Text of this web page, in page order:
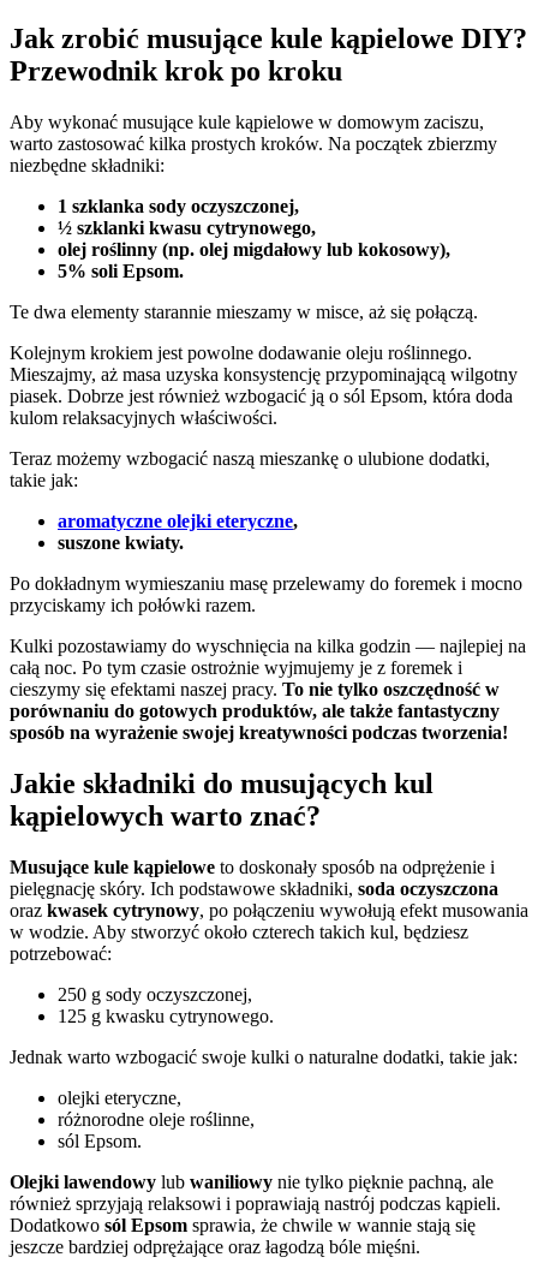
Jak zrobić musujące kule kąpielowe DIY?
Przewodnik krok po kroku
Aby wykonać musujące kule kąpielowe w domowym zaciszu,
warto zastosować kilka prostych kroków. Na początek zbierzmy
niezbędne składniki:
1 szklanka sody oczyszczonej,
½ szklanki kwasu cytrynowego,
olej roślinny (np. olej migdałowy lub kokosowy),
5% soli Epsom.
Te dwa elementy starannie mieszamy w misce, aż się połączą.
Kolejnym krokiem jest powolne dodawanie oleju roślinnego.
Mieszajmy, aż masa uzyska konsystencję przypominającą wilgotny
piasek. Dobrze jest również wzbogacić ją o sól Epsom, która doda
kulom relaksacyjnych właściwości.
Teraz możemy wzbogacić naszą mieszankę o ulubione dodatki,
takie jak:
aromatyczne olejki eteryczne,
suszone kwiaty.
Po dokładnym wymieszaniu masę przelewamy do foremek i mocno
przyciskamy ich połówki razem.
Kulki pozostawiamy do wyschnięcia na kilka godzin — najlepiej na
całą noc. Po tym czasie ostrożnie wyjmujemy je z foremek i
cieszymy się efektami naszej pracy. To nie tylko oszczędność w
porównaniu do gotowych produktów, ale także fantastyczny
sposób na wyrażenie swojej kreatywności podczas tworzenia!
Jakie składniki do musujących kul
kąpielowych warto znać?
Musujące kule kąpielowe to doskonały sposób na odprężenie i
pielęgnację skóry. Ich podstawowe składniki, soda oczyszczona
oraz kwasek cytrynowy, po połączeniu wywołują efekt musowania
w wodzie. Aby stworzyć około czterech takich kul, będziesz
potrzebować:
250 g sody oczyszczonej,
125 g kwasku cytrynowego.
Jednak warto wzbogacić swoje kulki o naturalne dodatki, takie jak:
olejki eteryczne,
różnorodne oleje roślinne,
sól Epsom.
Olejki lawendowy lub waniliowy nie tylko pięknie pachną, ale
również sprzyjają relaksowi i poprawiają nastrój podczas kąpieli.
Dodatkowo sól Epsom sprawia, że chwile w wannie stają się
jeszcze bardziej odprężające oraz łagodzą bóle mięśni.